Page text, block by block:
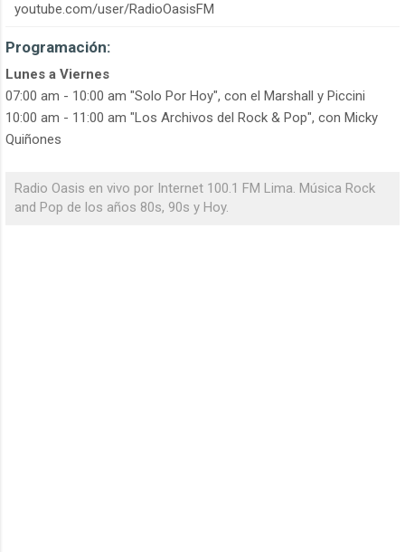
youtube.com/user/RadioOasisFM
Programación:
Lunes a Viernes
07:00 am - 10:00 am "Solo Por Hoy", con el Marshall y Piccini
10:00 am - 11:00 am "Los Archivos del Rock & Pop", con Micky
Quiñones
Radio Oasis en vivo por Internet 100.1 FM Lima. Música Rock
and Pop de los años 80s, 90s y Hoy.